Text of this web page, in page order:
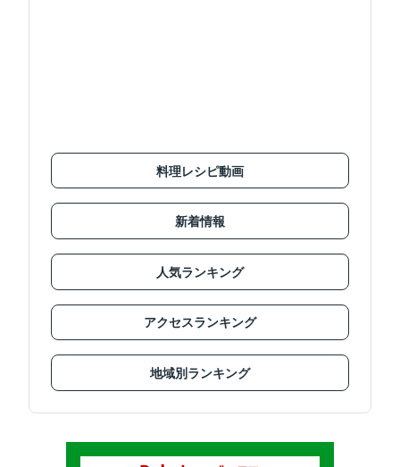
料理レシピ動画
新着情報
人気ランキング
アクセスランキング
地域別ランキング